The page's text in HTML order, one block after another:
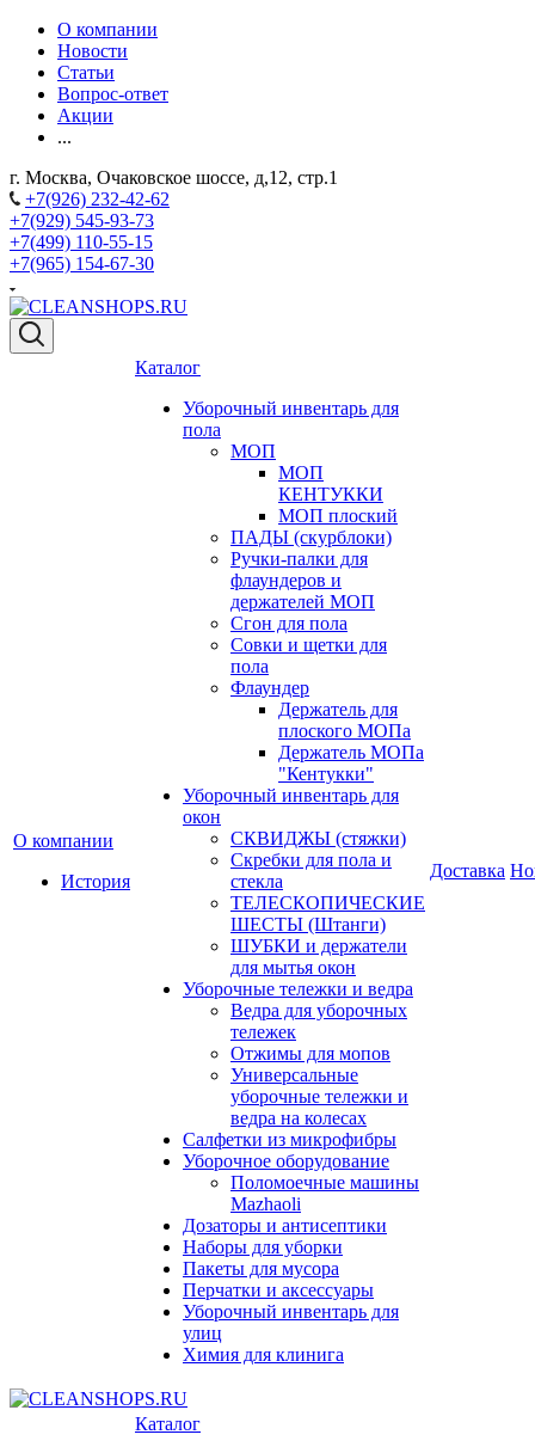
О компании
Новости
Статьи
Вопрос-ответ
Акции
...
г. Москва, Очаковское шоссе, д,12, стр.1
+7(926) 232-42-62
+7(929) 545-93-73
+7(499) 110-55-15
+7(965) 154-67-30
О компании
История
Каталог
Уборочный инвентарь для
пола
МОП
МОП
КЕНТУККИ
МОП плоский
ПАДЫ (скурблоки)
Ручки-палки для
флаундеров и
держателей МОП
Сгон для пола
Совки и щетки для
пола
Флаундер
Держатель для
плоского МОПа
Держатель МОПа
"Кентукки"
Уборочный инвентарь для
окон
СКВИДЖЫ (стяжки)
Скребки для пола и
стекла
ТЕЛЕСКОПИЧЕСКИЕ
ШЕСТЫ (Штанги)
ШУБКИ и держатели
для мытья окон
Уборочные тележки и ведра
Ведра для уборочных
тележек
Отжимы для мопов
Универсальные
уборочные тележки и
ведра на колесах
Салфетки из микрофибры
Уборочное оборудование
Поломоечные машины
Mazhaoli
Дозаторы и антисептики
Наборы для уборки
Пакеты для мусора
Перчатки и аксессуары
Уборочный инвентарь для
улиц
Химия для клинига
Доставка
Каталог